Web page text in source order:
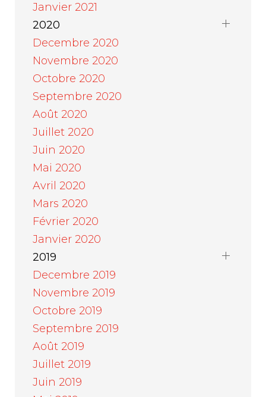
Janvier 2021
2020
Decembre 2020
Novembre 2020
Octobre 2020
Septembre 2020
Août 2020
Juillet 2020
Juin 2020
Mai 2020
Avril 2020
Mars 2020
Février 2020
Janvier 2020
2019
Decembre 2019
Novembre 2019
Octobre 2019
Septembre 2019
Août 2019
Juillet 2019
Juin 2019